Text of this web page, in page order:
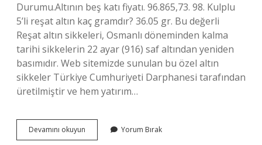
Durumu.Altının beş katı fiyatı. 96.865,73. 98. Kulplu
5’li reşat altın kaç gramdır? 36.05 gr. Bu değerli
Reşat altın sikkeleri, Osmanlı döneminden kalma
tarihi sikkelerin 22 ayar (916) saf altından yeniden
basımıdır. Web sitemizde sunulan bu özel altın
sikkeler Türkiye Cumhuriyeti Darphanesi tarafından
üretilmiştir ve hem yatırım…
Devamını okuyun Beşibirlik
Altın
Yorum Bırak